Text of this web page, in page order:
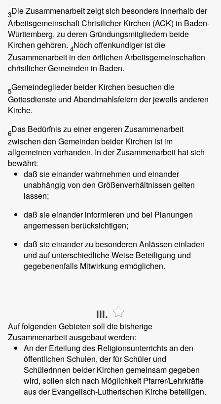
3Die Zusammenarbeit zeigt sich besonders innerhalb der
Arbeitsgemeinschaft Christlicher Kirchen (ACK) in Baden-
Württemberg, zu deren Gründungsmitgliedern beide
Kirchen gehören. 4Noch offenkundiger ist die
Zusammenarbeit in den örtlichen Arbeitsgemeinschaften
christlicher Gemeinden in Baden.
5Gemeindeglieder beider Kirchen besuchen die
Gottesdienste und Abendmahlsfeiern der jeweils anderen
Kirche.
6Das Bedürfnis zu einer engeren Zusammenarbeit
zwischen den Gemeinden beider Kirchen ist im
allgemeinen vorhanden. In der Zusammenarbeit hat sich
bewährt:
daß sie einander wahrnehmen und einander
unabhängig von den Größenverhältnissen gelten
lassen;
daß sie einander informieren und bei Planungen
angemessen berücksichtigen;
daß sie einander zu besonderen Anlässen einladen
und auf unterschiedliche Weise Beteiligung und
gegebenenfalls Mitwirkung ermöglichen.
III.
Auf folgenden Gebieten soll die bisherige
Zusammenarbeit ausgebaut werden:
An der Erteilung des Religionsunterrichts an den
öffentlichen Schulen, der für Schüler und
Schülerinnen beider Kirchen gemeinsam gegeben
wird, sollen sich nach Möglichkeit Pfarrer/Lehrkräfte
aus der Evangelisch-Lutherischen Kirche beteiligen.